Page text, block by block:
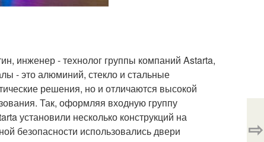
инженер - технолог группы компаний Astarta,
- это алюминий, стекло и стальные
решения, но и отличаются высокой
Так, оформляя входную группу
установили несколько конструкций на
безопасности использовались двери
⇨